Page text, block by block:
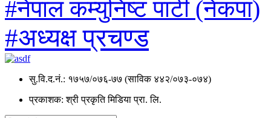
#नेपाल कम्युनिष्ट पार्टी (नेकपा)
#अध्यक्ष प्रचण्ड
सु.वि.द.नं.: १७५७/०७६-७७ (साविक ४४२/०७३-०७४)
प्रकाशक: श्री प्रकृति मिडिया प्रा. लि.